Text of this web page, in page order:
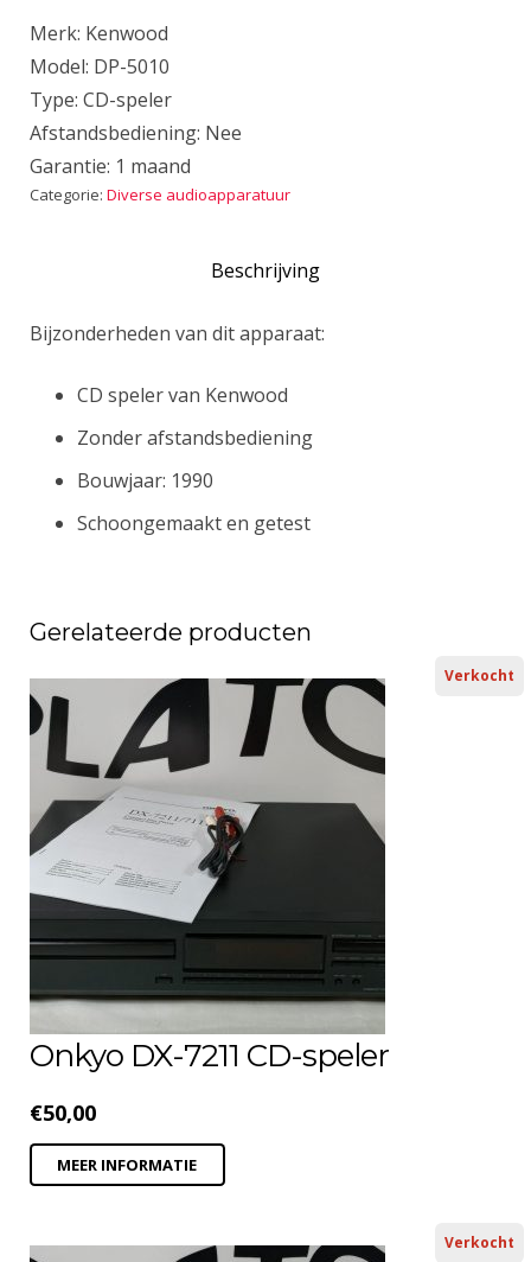
Merk: Kenwood
Model: DP-5010
Type: CD-speler
Afstandsbediening: Nee
Garantie: 1 maand
Categorie: Diverse audioapparatuur
Beschrijving
Bijzonderheden van dit apparaat:
CD speler van Kenwood
Zonder afstandsbediening
Bouwjaar: 1990
Schoongemaakt en getest
Gerelateerde producten
Verkocht
Onkyo DX-7211 CD-speler
€50,00
MEER INFORMATIE
Verkocht